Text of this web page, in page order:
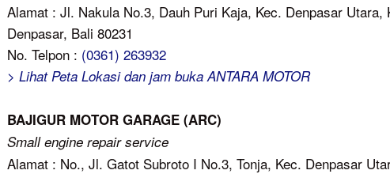
Alamat : Jl. Nakula No.3, Dauh Puri Kaja, Kec. Denpasar Utara,
Denpasar, Bali 80231
No. Telpon : (0361) 263932
> Lihat Peta Lokasi dan jam buka ANTARA MOTOR
BAJIGUR MOTOR GARAGE (ARC)
Small engine repair service
Alamat : No., Jl. Gatot Subroto I No.3, Tonja, Kec. Denpasar